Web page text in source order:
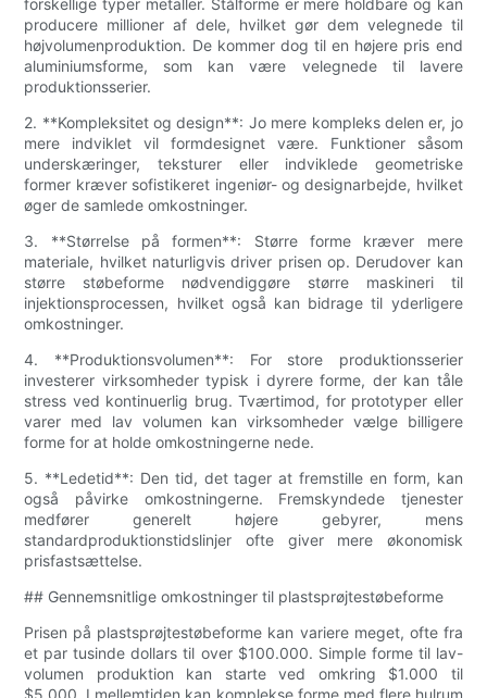
forskellige typer metaller. Stålforme er mere holdbare og kan
producere millioner af dele, hvilket gør dem velegnede til
højvolumenproduktion. De kommer dog til en højere pris end
aluminiumsforme, som kan være velegnede til lavere
produktionsserier.
2. **Kompleksitet og design**: Jo mere kompleks delen er, jo
mere indviklet vil formdesignet være. Funktioner såsom
underskæringer, teksturer eller indviklede geometriske
former kræver sofistikeret ingeniør- og designarbejde, hvilket
øger de samlede omkostninger.
3. **Størrelse på formen**: Større forme kræver mere
materiale, hvilket naturligvis driver prisen op. Derudover kan
større støbeforme nødvendiggøre større maskineri til
injektionsprocessen, hvilket også kan bidrage til yderligere
omkostninger.
4. **Produktionsvolumen**: For store produktionsserier
investerer virksomheder typisk i dyrere forme, der kan tåle
stress ved kontinuerlig brug. Tværtimod, for prototyper eller
varer med lav volumen kan virksomheder vælge billigere
forme for at holde omkostningerne nede.
5. **Ledetid**: Den tid, det tager at fremstille en form, kan
også påvirke omkostningerne. Fremskyndede tjenester
medfører generelt højere gebyrer, mens
standardproduktionstidslinjer ofte giver mere økonomisk
prisfastsættelse.
## Gennemsnitlige omkostninger til plastsprøjtestøbeforme
Prisen på plastsprøjtestøbeforme kan variere meget, ofte fra
et par tusinde dollars til over $100.000. Simple forme til lav-
volumen produktion kan starte ved omkring $1.000 til